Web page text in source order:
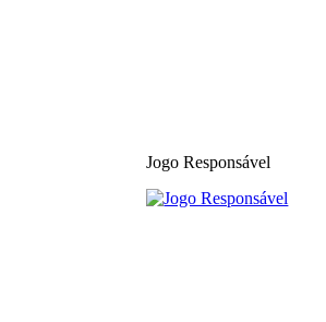
Jogo Responsável